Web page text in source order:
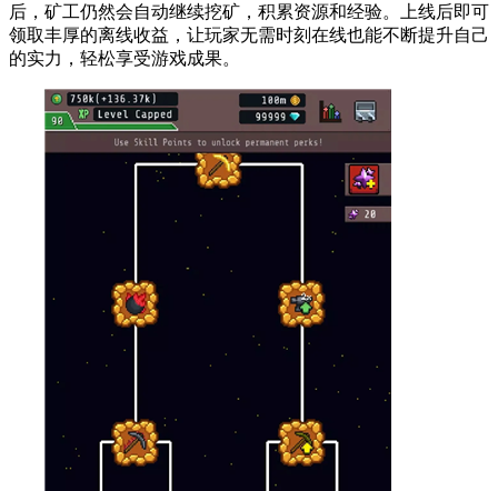
后，矿工仍然会自动继续挖矿，积累资源和经验。上线后即可
领取丰厚的离线收益，让玩家无需时刻在线也能不断提升自己
的实力，轻松享受游戏成果。